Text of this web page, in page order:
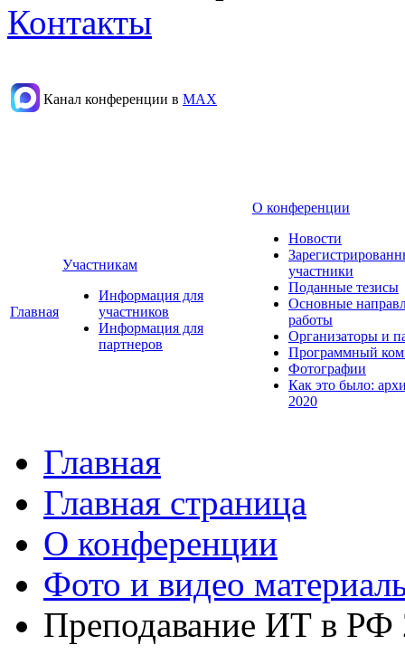
Контакты
Канал конференции в МАХ
Главная
Участникам
Информация для
участников
Информация для
партнеров
О конференции
Новости
участники
Поданные тезисы
Основные
работы
Организаторы и
Программный
Фотографии
Как это было:
2020
Главная
Главная страница
О конференции
Фото и видео
Преподавание ИТ в РФ